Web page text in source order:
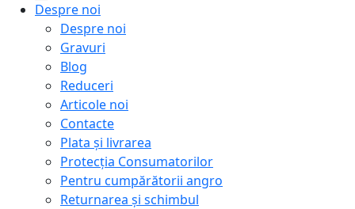
Despre noi
Despre noi
Gravuri
Blog
Reduceri
Articole noi
Contacte
Plata și livrarea
Protecţia Consumatorilor
Pentru cumpărătorii angro
Returnarea și schimbul